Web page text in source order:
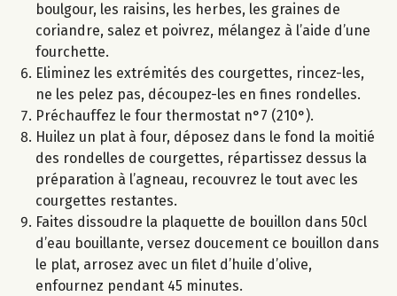
boulgour, les raisins, les herbes, les graines de
coriandre, salez et poivrez, mélangez à l’aide d’une
fourchette.
Eliminez les extrémités des courgettes, rincez-les,
ne les pelez pas, découpez-les en fines rondelles.
Préchauffez le four thermostat n°7 (210°).
Huilez un plat à four, déposez dans le fond la moitié
des rondelles de courgettes, répartissez dessus la
préparation à l’agneau, recouvrez le tout avec les
courgettes restantes.
Faites dissoudre la plaquette de bouillon dans 50cl
d’eau bouillante, versez doucement ce bouillon dans
le plat, arrosez avec un filet d’huile d’olive,
enfournez pendant 45 minutes.